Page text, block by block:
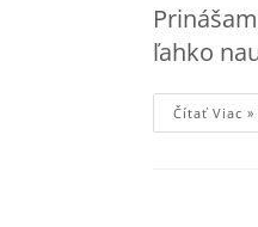
ľahko
Čítať Viac »